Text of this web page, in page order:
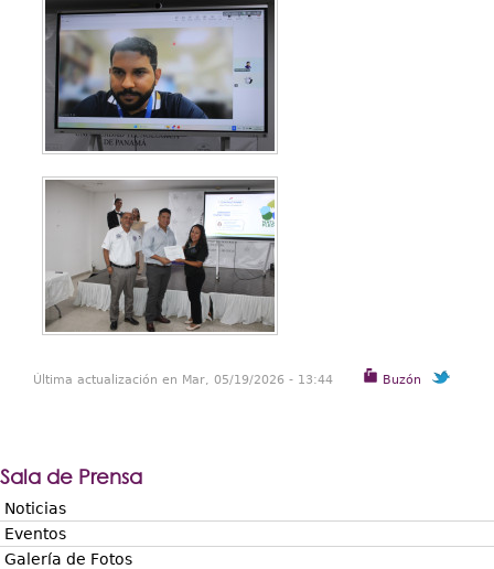
Buzón
Última actualización en Mar, 05/19/2026 - 13:44
Sala de Prensa
Noticias
Eventos
Galería de Fotos